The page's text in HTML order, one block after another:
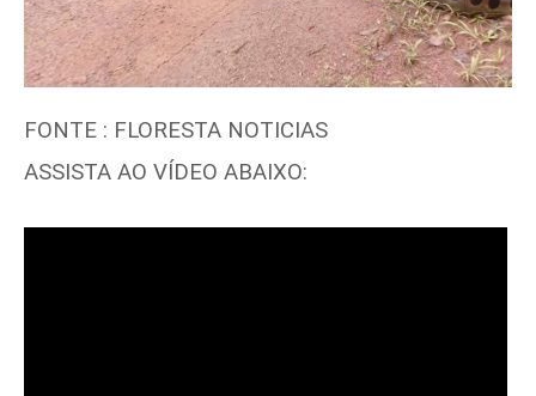
FONTE : FLORESTA NOTICIAS
ASSISTA AO VÍDEO ABAIXO: